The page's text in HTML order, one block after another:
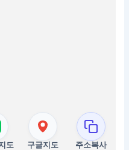
도 구글지도 주소복사